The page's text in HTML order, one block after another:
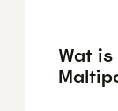
Wat is